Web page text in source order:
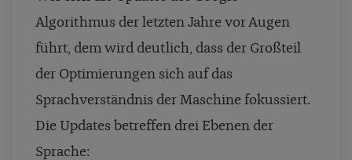
Algorithmus der letzten Jahre vor Augen
führt, dem wird deutlich, dass der Großteil
der Optimierungen sich auf das
Sprachverständnis der Maschine fokussiert.
Die Updates betreffen drei Ebenen der
Sprache: